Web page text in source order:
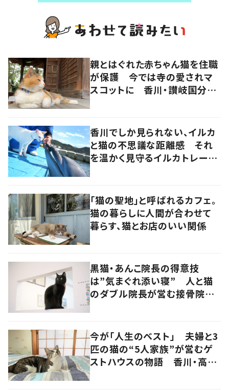
親とはぐれた赤ちゃん猫を住職
が保護 今では寺の愛されマ
スコットに 香川・讃岐国分寺
香川でしか見られない、イルカ
と猫の不思議な距離感 それ
を温かく見守るイルカトレーナ
「猫の聖地」と呼ばれるカフェ。
猫の暮らしに人間が合わせて
暮らす、猫とお店のいい関係
黒猫・あんこ院長の得意技
は”気まぐれ添い寝” 人と猫
のダブル院長が営む接骨院
今が「人生のベスト」 夫婦と3
匹の猫の“5人家族”が営むゲ
ストハウスの物語 香川・高松